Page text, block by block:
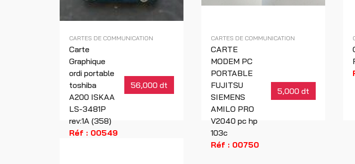
CARTES DE COMMUNICATION
Carte
Graphique
ordi portable
toshiba
A200 ISKAA
LS-3481P
rev:1A (358)
56,000 dt
Réf : 00549
CARTES DE COMMUNICATION
CARTE
MODEM PC
PORTABLE
FUJITSU
SIEMENS
AMILO PRO
V2040 pc hp
103c
5,000 dt
Réf : 00750